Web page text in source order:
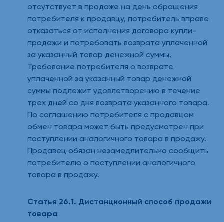
отсутствует в продаже на день обращения
потребителя к продавцу, потребитель вправе
отказаться от исполнения договора купли-
продажи и потребовать возврата уплаченной
за указанный товар денежной суммы.
Требование потребителя о возврате
уплаченной за указанный товар денежной
суммы подлежит удовлетворению в течение
трех дней со дня возврата указанного товара.
По соглашению потребителя с продавцом
обмен товара может быть предусмотрен при
поступлении аналогичного товара в продажу.
Продавец обязан незамедлительно сообщить
потребителю о поступлении аналогичного
товара в продажу.
Статья 26.1. Дистанционный способ продажи
товара